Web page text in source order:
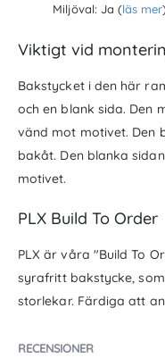
Miljöval: Ja (läs mer
Viktigt vid
Bakstycket i den här
och en blank sida. Den
vänd mot motivet. Den
bakåt. Den blanka
motivet.
PLX Build To Order
PLX är våra "Build To
syrafritt bakstycke,
storlekar. Färdiga att
RECENSIONER